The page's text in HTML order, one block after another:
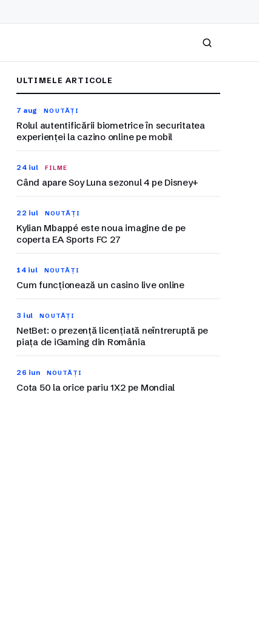
Caută
ULTIMELE ARTICOLE
7 aug NOUTĂȚI
Rolul autentificării biometrice în securitatea
experienței la cazino online pe mobil
24 iul FILME
Când apare Soy Luna sezonul 4 pe Disney+
22 iul NOUTĂȚI
Kylian Mbappé este noua imagine de pe
coperta EA Sports FC 27
14 iul NOUTĂȚI
Cum funcționează un casino live online
3 iul NOUTĂȚI
NetBet: o prezență licențiată neîntreruptă pe
piața de iGaming din România
26 iun NOUTĂȚI
Cota 50 la orice pariu 1X2 pe Mondial